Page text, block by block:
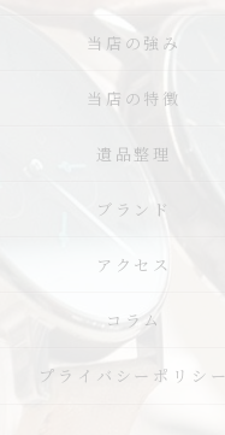
当店の強み
当店の特徴
遺品整理
ブランド
アクセス
コラム
プライバシーポリシー